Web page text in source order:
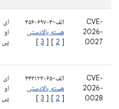
CVE-
2026-
0027
الف-۴۵۶۰۶۹۷۰۴
هسته بالادستی
[
2
] [
3
]
ای
او
پی
CVE-
2026-
0028
الف-۴۴۳۱۲۳۰۶۵
هسته بالادستی
[
2
] [
3
]
ای
او
پی